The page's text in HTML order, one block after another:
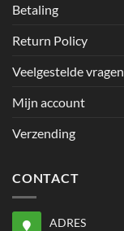
Betaling
Return Policy
Veelgestelde vragen
Mijn account
Verzending
CONTACT
ADRES